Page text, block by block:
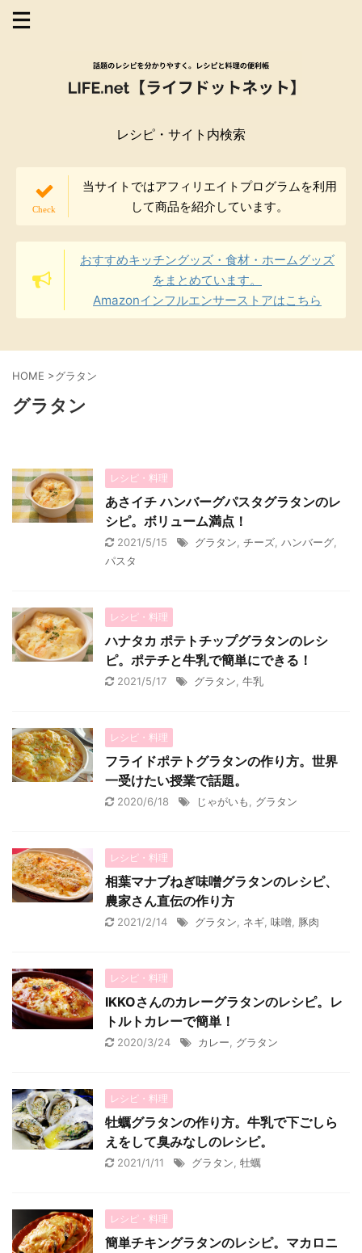
レシピ・サイト内検索
当サイトではアフィリエイトプログラムを利用
して商品を紹介しています。
おすすめキッチングッズ・食材・ホームグッズ
をまとめています。
Amazonインフルエンサーストアはこちら
HOME >グラタン
グラタン
レシピ・料理
あさイチ ハンバーグパスタグラタンのレ
シピ。ボリューム満点！
2021/5/15 グラタン チーズ ハンバーグ
パスタ
レシピ・料理
ハナタカ ポテトチップグラタンのレシ
ピ。ポテチと牛乳で簡単にできる！
2021/5/17 グラタン 牛乳
レシピ・料理
フライドポテトグラタンの作り方。世界
一受けたい授業で話題。
2020/6/18 じゃがいも グラタン
レシピ・料理
相葉マナブねぎ味噌グラタンのレシピ、
農家さん直伝の作り方
2021/2/14 グラタン ネギ 味噌 豚肉
レシピ・料理
IKKOさんのカレーグラタンのレシピ。レ
トルトカレーで簡単！
2020/3/24 カレー グラタン
レシピ・料理
牡蠣グラタンの作り方。牛乳で下ごしら
えをして臭みなしのレシピ。
2021/1/11 グラタン 牡蠣
レシピ・料理
簡単チキングラタンのレシピ。マカロニ